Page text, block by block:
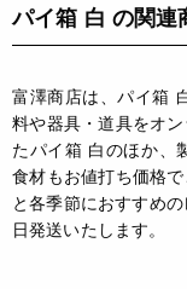
パイ箱 白 の関連
富澤商店は、パイ箱
料や器具・道具をオ
たパイ箱 白のほか、
食材もお値打ち価格
と各季節におすすめ
日発送いたします。